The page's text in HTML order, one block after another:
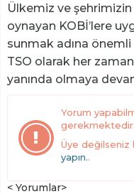
Ülkemiz ve
oynayan KOBİ’lere
sunmak adına önemli
TSO olarak her
yanında olmaya
Yorum
gerekmektedir.
Üye değilseniz
yapın..
< Yorumlar>